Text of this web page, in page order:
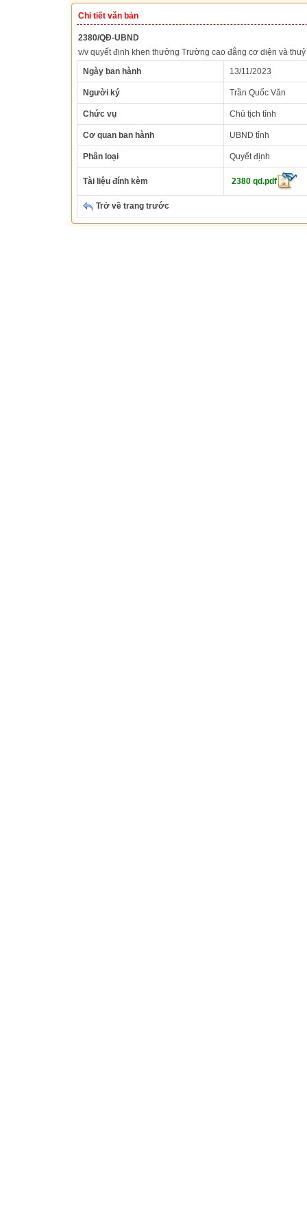
Chi tiết văn bản
2380/QĐ-UBND
v/v quyết định khen thưởng Trường cao đẳng cơ diện và
Ngày ban hành
13/11/2023
Người ký Trần Quốc Văn
Chức vụ Chủ tịch tỉnh
Cơ quan ban hành UBND tỉnh
Phân loại Quyết định
Tài liệu đính kèm 2380 qd.pdf
Trở về trang trước